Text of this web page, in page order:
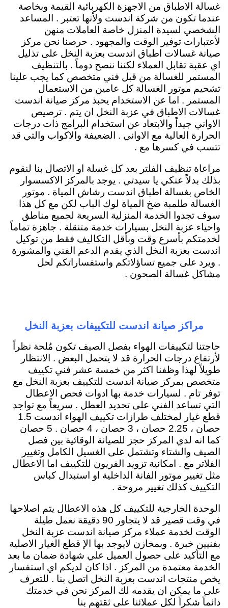
غسالة الاطباق من الاجهزة الكهربائية القيمة وبخاصة
عندما تكون من شركة اندست ولأنها تعتبر . المساعد
الشخصي لسيدة المنزل خاصة العاملات منهن
لأعتبارات توفير الوقت والمجهود . حرصنا نحن مركز
صيانة غسالات اطباق اندست بعزبة النخل على تذليل
اي عقبة تقابل العملاء لكننا ننصح دوماً . بالتنظيف
المستمر للغسالة من قبل فني متخصص كما يجب علينا
تشحيم موتور الغسالة كل عامين من الاستعمال
المستمر . اما عن الاستخدام يحبذ مركز صيانة اندست
غسالات الاطباق في عزبة النخل ان يتم . ترصيص
الاواني جيداً والابتعاد عن استخدام البرامج ذات درجات
الحرارة العالية مع الاواني . الضعيفة والاكواب والتي قد
تتسب في كسرها مع .
مراعاة تنظيف الفلتر بعد كل غسلة او الاتصال بنا لنقوم
بذلك بدلاً عنكي يا سيدتي . يوجد بالمركز الاكسسوار
الخاص بغسالة اطباق اندست رشاش المياة . موتور
الغسالة طلمبة ضخ المياة لوك الباب لكن مع كل هذا
سوف تجدوا الخدمة المنزلية السريعة لجميع مناطق
واحياء عزبة النخل بسيارات خدمة متنقلة . جاهزة تماماً
لخدمتكم بأسرع وقت وبأقل التكاليف فقط من توكيل
اندست بعزبة النخل الذي يقدم الدعم الفني والمشورة
. ويرد على جميع تساؤلاتكم واستفساراتكم لحل
مشاكل غسالة الصحون .
مراكز صيانة اندست للتكييفات بعزبة النخل
حاجتنا لتكييفات الهواء بفصل الصيف تكون مٌلحة نظراً
لأرتفاع درجات الحرارة قد لا يتحمل البعض . الانتظار
طويلاً لهذا وظفنا اكثر من خمسة عشر فني تكييف
متخصص بمركز صيانة اندست للتكييف بعزبة النخل مع
توفر تام . لسيارات خدمة بها ادوات فحص الاعطال
التي تساعد الفني على تحديد العطل . سريعاً مع تواجد
قطع غيار لمختلف طرازات تكييف الهواء اندست 1.5
حصان ، 2.25 حصان ، 3 حصان ، 4 حصان . 5 حصان
كما انه لدي المركز حجز للصيانة الوقائية بين فصل
الصيف والشتاء وتشتمل على الغسيل الكامل وتغيير
الفلاتر مع . امكانية تزويد الفريون للتكييف اما الاعطال
مثل تغيير موتور الفانة الداخلية او استبدال كباس
التكييف كذلك تغيير مروحة .
الوحدة الخارجية للتكييف كل هذه الاعطال يتم اصلاحها
في وقت قصير قد لا يتجاور 90 دقيقة نعمل طيلة
الوقت لخدمة عملاء مركز صيانة اندست عزبة النخل
بفنيين خبرة . وبمخازن لايوجد بها الإ قطع الغيار الاصلية
مع التأكيد على حصول العميل علي شهادة ضمان ما بعد
الخدمة معتمدة من المركز . اذا كان لديكم اي استفسار
يخص منتجات اندست بعزبة النخل اتصل بنا . للتعرف
على ما يمكن ان يقدمه لك المركز نحن في خدمتك
دائماً شكراً لكل عملائنا على ثقتهم بنا